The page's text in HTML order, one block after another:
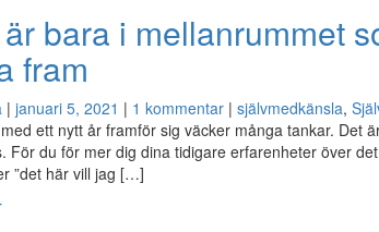
bara i mellanrummet
fram
| januari 5, 2021 | 1 kommentar | självmedkänsla,
ett nytt år framför sig väcker många tankar. Det
För du för mer dig dina tidigare erfarenheter över
”det här vill jag […]